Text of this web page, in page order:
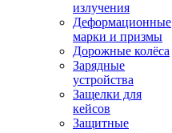
излучения
Деформационные
марки и призмы
Дорожные колёса
Зарядные
устройства
Защелки для
кейсов
Защитные